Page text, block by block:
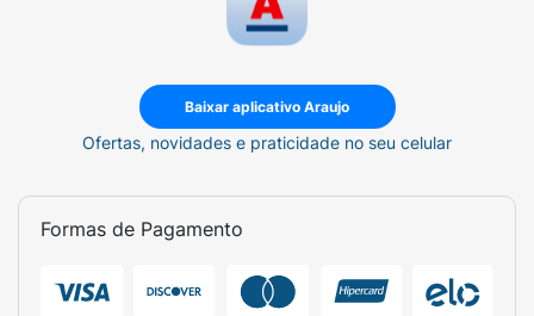
Baixar aplicativo Araujo
Ofertas, novidades e praticidade no seu celular
Formas de Pagamento